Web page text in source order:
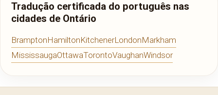
Tradução certificada do português nas
cidades de Ontário
BramptonHamiltonKitchenerLondonMarkham
MississaugaOttawaTorontoVaughanWindsor